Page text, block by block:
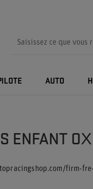
AUTO
ENFANT
firm-